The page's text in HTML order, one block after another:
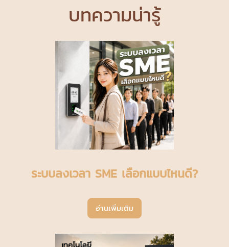
บทความน่ารู้
ระบบลงเวลา SME เลือกแบบไหนดี?
อ่านเพิ่มเติม